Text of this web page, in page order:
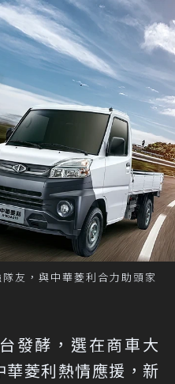
友，與中華菱利合力助頭家
發酵，選在商車大
菱利熱情應援，新